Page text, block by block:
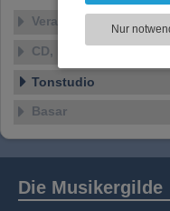
zu analysieren.
Informationen
soziale Medien,
weitergegeben.
Nur
Veranstaltungen
CD, DVD, Vinyl
Tonstudio
Basar
Die Musikergilde